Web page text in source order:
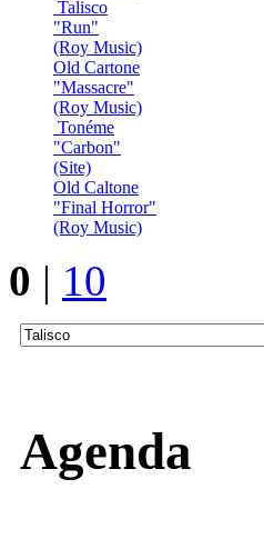
Talisco
"Run"
(Roy Music)
Old Cartone
"Massacre"
(Roy Music)
Tonéme
"Carbon"
(Site)
Old Caltone
"Final Horror"
(Roy Music)
0 | 10
Agenda